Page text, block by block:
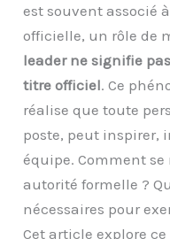
est souvent associé
officielle, un rôle de
leader ne signifie
titre officiel. Ce
réalise que toute
poste, peut inspirer,
équipe. Comment
autorité formelle ?
nécessaires pour
Cet article explore